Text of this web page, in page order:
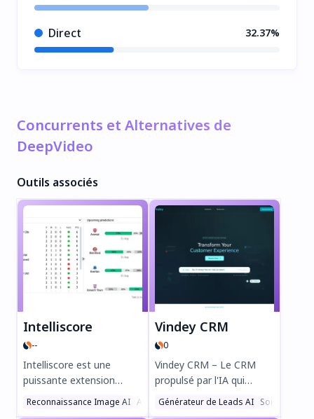
Direct 32.37%
Concurrents et Alternatives de
DeepVideo
Outils associés
Intelliscore
--
Intelliscore est une
puissante extension
Chrome qui utilise
Reconnaissance Image AI Assistant Analyse AI Sports
Vindey CRM
0
Vindey CRM – Le CRM
propulsé par l'IA qui
révolutionne la gestion
Générateur de Leads AI Soin de